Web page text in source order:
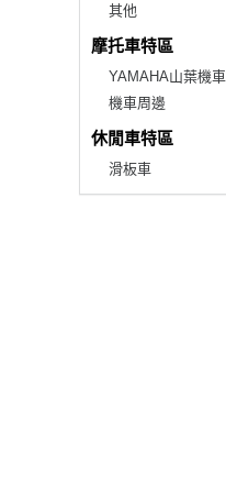
其他
摩托車特區
YAMAHA山葉機車
機車周邊
休閒車特區
滑板車